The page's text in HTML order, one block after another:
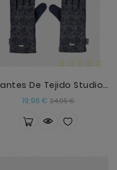
Guantes De Tejido Studio Anekke
19,96 € Precio
24,95 €Precio